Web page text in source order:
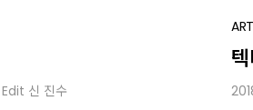
Edit 신 진수
텍타
의자